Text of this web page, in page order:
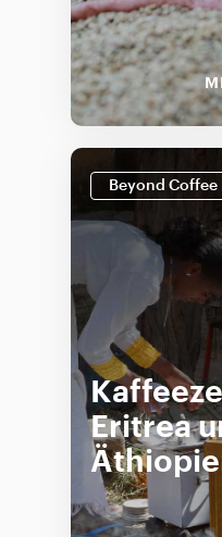
Beyond Coffee
Eritrea